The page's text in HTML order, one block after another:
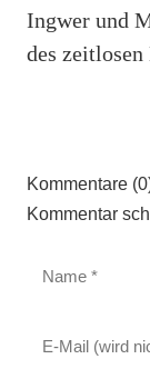
Ingwer und
des
Kommentare
Kommentar